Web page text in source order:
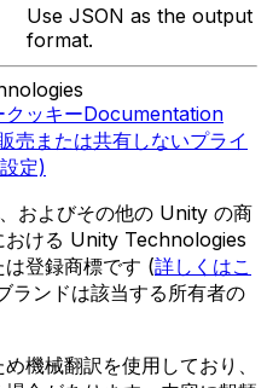
Use JSON as the output
format.
クッキーDocumentation
売または共有しないプライ
定)
およびその他の Unity の商
おける Unity Technologies
は登録商標です (詳しくはこ
ランドは該当する所有者の
機械翻訳を使用しており、